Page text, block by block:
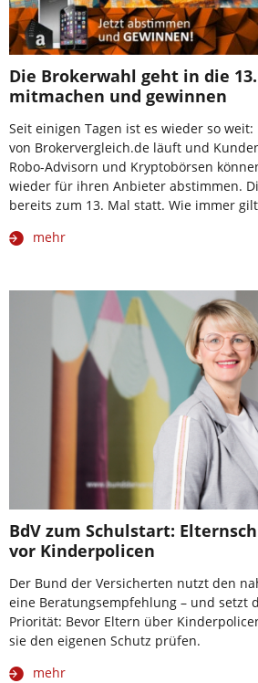
Die Brokerwahl geht in die
mitmachen und gewinnen
Seit einigen Tagen ist es wieder so
von Brokervergleich.de läuft und
Robo-Advisorn und Kryptobörsen
wieder für ihren Anbieter abstimmen.
bereits zum 13. Mal statt. Wie immer
mehr
BdV zum Schulstart:
vor Kinderpolicen
Der Bund der Versicherten nutzt den
eine Beratungsempfehlung – und setzt
Priorität: Bevor Eltern über
sie den eigenen Schutz prüfen.
mehr